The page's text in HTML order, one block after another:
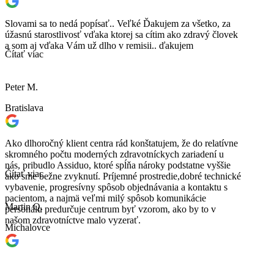
Slovami sa to nedá popísať.. Veľké Ďakujem za všetko, za
úžasnú starostlivosť vďaka ktorej sa cítim ako zdravý človek
a som aj vďaka Vám už dlho v remisii.. ďakujem
Čítať viac
Peter M.
Bratislava
Ako dlhoročný klient centra rád konštatujem, že do relatívne
skromného počtu moderných zdravotníckych zariadení u
nás, pribudlo Assiduo, ktoré spĺňa nároky podstatne vyššie
ako sme bežne zvyknutí. Príjemné prostredie,dobré technické
vybavenie, progresívny spôsob objednávania a kontaktu s
pacientom, a najmä veľmi milý spôsob komunikácie
personálu predurčuje centrum byť vzorom, ako by to v
našom zdravotníctve malo vyzerať.
Čítať viac
Martin Q.
Michalovce